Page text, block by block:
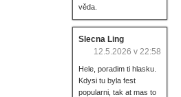
věda.
Slecna Ling
12.5.2026 v 22:58
Hele, poradim ti hlasku.
Kdysi tu byla fest
popularni, tak at mas to